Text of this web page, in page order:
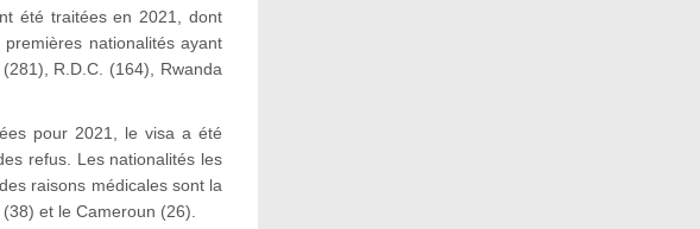
été traitées en 2021, dont
nationalités ayant
R.D.C. (164), Rwanda
pour 2021, le visa a été
refus. Les nationalités les
raisons médicales sont la
et le Cameroun (26).